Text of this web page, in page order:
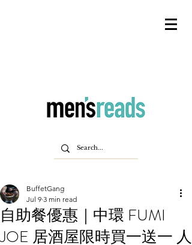
自助餐優惠｜中環 FUMI
JOE 居酒屋限時買一送一 人
BuffetGang
Jul 9 3 min read